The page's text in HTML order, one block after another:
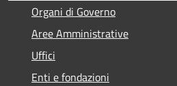
Organi di Governo
Aree Amministrative
Uffici
Enti e fondazioni